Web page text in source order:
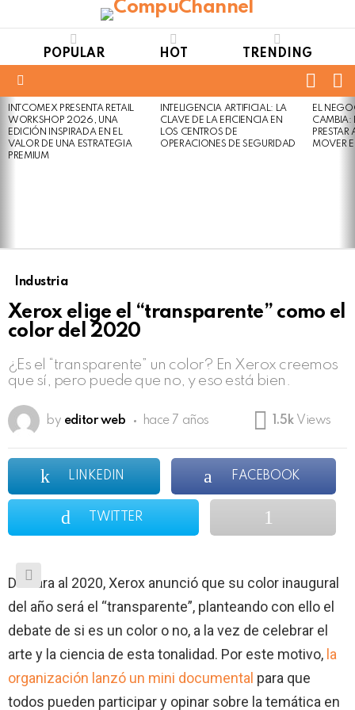
POPULAR HOT TRENDING
LATEST
STORIES
INTCOMEX PRESENTA RETAIL
WORKSHOP 2026, UNA
EDICIÓN INSPIRADA EN EL
VALOR DE UNA ESTRATEGIA
PREMIUM
INTELIGENCIA ARTIFICIAL: LA
CLAVE DE LA EFICIENCIA EN
LOS CENTROS DE
OPERACIONES DE SEGURIDAD
EL
CAMBIA:
MOVER
Industria
Xerox elige el “transparente” como el
color del 2020
¿Es el “transparente” un color? En Xerox creemos
que sí, pero puede que no, y eso está bien.
by editor web hace 7 años 1.5k Views
LINKEDIN FACEBOOK
TWITTER
De cara al 2020, Xerox anunció que su color inaugural
del año será el “transparente”, planteando con ello el
debate de si es un color o no, a la vez de celebrar el
arte y la ciencia de esta tonalidad. Por este motivo, la
organización lanzó un mini documental para que
todos pueden participar y opinar sobre la temática en